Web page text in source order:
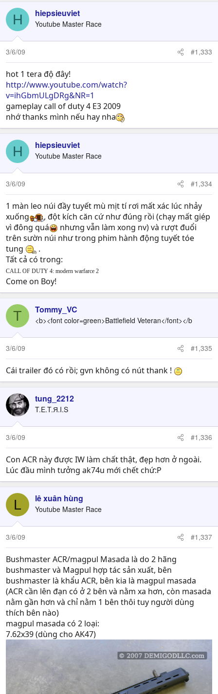
H hiepsieuviet
Youtube Master Race
3/6/09 #1,333
hot 1 tera độ đây!
http://www.youtube.com/watch?
v=ihGbmULgDRg&NR=1
gameplay call of duty 4 E3 2009
nhớ thanks mình nếu hay nha
H hiepsieuviet
Youtube Master Race
3/6/09 #1,334
1 màn leo núi đầy tuyết mù mịt tí rơi mất xác lúc nhảy
xuống
, đột kích căn cứ như đúng rồi (chạy mất giép
vì đông quá
nhưng vẫn làm xong nv) và rượt đuổi
trên sườn núi như trong phim hành động tuyết tóe
tung
.
Tất cả có trong:
CALL OF DUTY 4: modern warfarce 2
Come on Boy!
T Tommy_VC
<b><font color=green>Battlefield Veteran</font></b
3/6/09 #1,335
Cái trailer đó có rồi; gvn không có nút thank !
tung_2212
T.E.T.Я.I.S
3/6/09 #1,336
Con ACR này được IW làm chất thật, đẹp hơn ở ngoài.
Lúc đầu mình tưởng ak74u mới chết chứ:P
L lê xuân hùng
Youtube Master Race
3/6/09 #1,337
Bushmaster ACR/magpul Masada là do 2 hãng
bushmaster và Magpul hợp tác sản xuất, bên
bushmaster là khẩu ACR, bên kia là magpul masada
(ACR cần lên đạn có ở 2 bên và nằm xa hơn, còn masada
nằm gần hơn và chỉ nằm 1 bên thôi tuy người dùng
thích bên nào)
magpul masada có 2 loại:
7.62x39 (dùng cho AK47)